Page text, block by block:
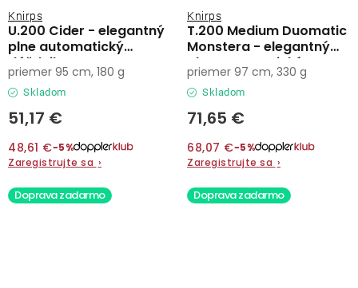
U.200 Cider - elegantný
plne automatický
dáždnik
Knirps
Skladom
51,17 €
48,61 €−5%
Zaregistrujte sa ›
priemer 95 cm, 180 g
T.200 Medium Duomatic
Monstera - elegantný
plne automatický
dáždnik
Knirps
Skladom
71,65 €
68,07 €−5%
Zaregistrujte sa ›
priemer 97 cm, 330 g
Doprava zadarmo Doprava zadarmo